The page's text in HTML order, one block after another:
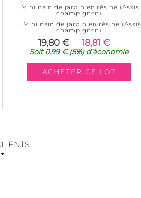
Mini nain de jardin en résine (Assis
champignon)
+ Mini nain de jardin en résine (Assis
champignon)
19,80 € 18,81 €
Soit0,99 €(5%) d'économie